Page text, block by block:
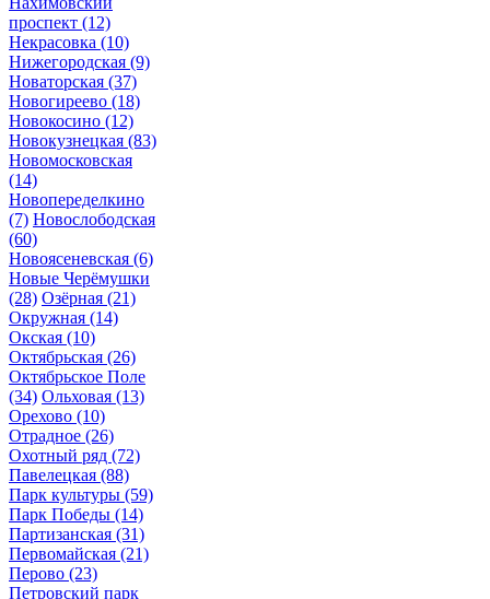
проспект (12)
Некрасовка (10)
Нижегородская (9)
Новаторская (37)
Новогиреево (18)
Новокосино (12)
Новокузнецкая (83)
Новомосковская
(14)
Новопеределкино
(7) Новослободская
(60)
Новоясеневская (6)
Новые Черёмушки
(28) Озёрная (21)
Окружная (14)
Окская (10)
Октябрьская (26)
Октябрьское Поле
(34) Ольховая (13)
Орехово (10)
Отрадное (26)
Охотный ряд (72)
Павелецкая (88)
Парк культуры (59)
Парк Победы (14)
Партизанская (31)
Первомайская (21)
Перово (23)
Петровский парк